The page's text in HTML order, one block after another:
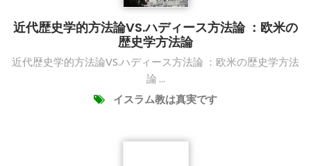
近代歴史学的方法論VS.ハディース方法論 ：欧米の
歴史学方法論
近代歴史学的方法論VS.ハディース方法論 ：欧米の歴史学方法
論 ...
イスラム教は真実です